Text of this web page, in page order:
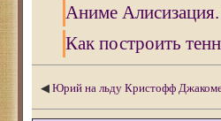
Аниме
Как построить
◀ Юрий на льду Кристофф